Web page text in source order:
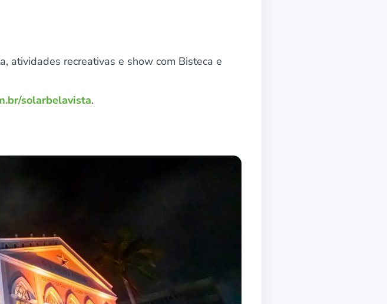
atividades recreativas e show com Bisteca e
solarbelavista.